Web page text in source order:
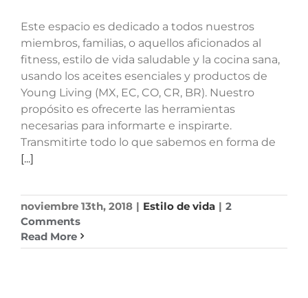
Este espacio es dedicado a todos nuestros
miembros, familias, o aquellos aficionados al
fitness, estilo de vida saludable y la cocina sana,
usando los aceites esenciales y productos de
Young Living (MX, EC, CO, CR, BR). Nuestro
propósito es ofrecerte las herramientas
necesarias para informarte e inspirarte.
Transmitirte todo lo que sabemos en forma de
[...]
noviembre 13th, 2018 | Estilo de vida | 2
Comments
Read More